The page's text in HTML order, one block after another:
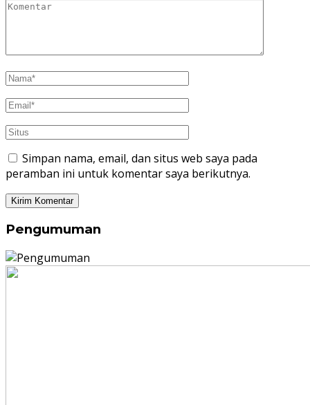
Simpan nama, email, dan situs web saya pada
peramban ini untuk komentar saya berikutnya.
Pengumuman